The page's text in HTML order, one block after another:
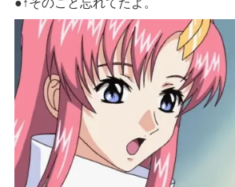
●↑そのこと忘れてたよ。